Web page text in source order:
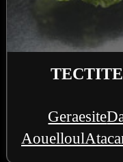
Geraesite
Aouelloul